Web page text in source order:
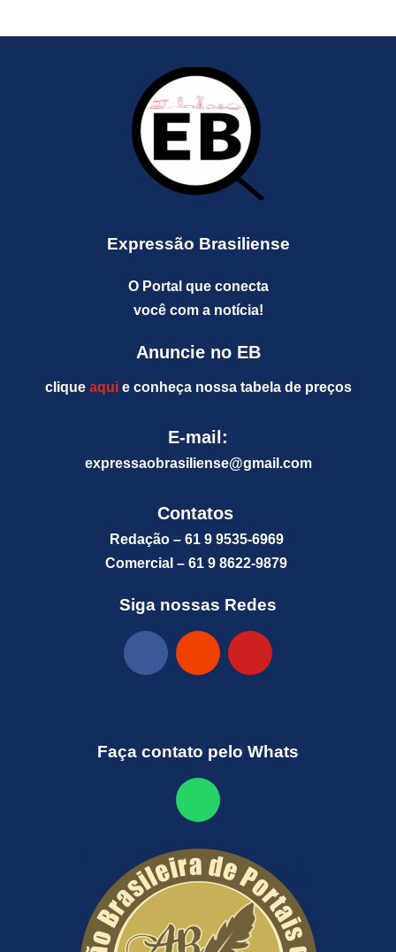
Expressão Brasiliense
O Portal que conecta
você com a notícia!
Anuncie no EB
clique aquie conheça nossa tabela de preços
E-mail:
expressaobrasiliense@gmail.com
Contatos
Redação – 61 9 9535-6969
Comercial – 61 9 8622-9879
Siga nossas Redes
Faça contato pelo Whats